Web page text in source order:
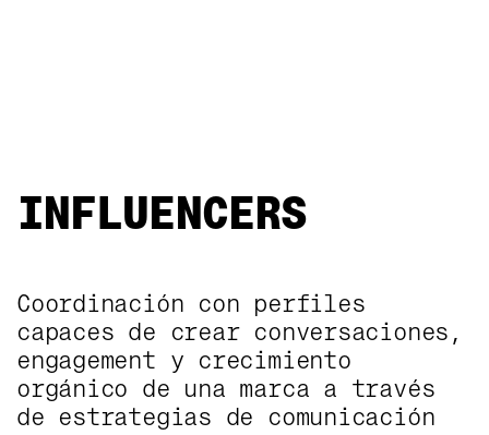
INFLUENCERS
Coordinación con perfiles
capaces de crear conversaciones,
engagement y crecimiento
orgánico de una marca a través
de estrategias de comunicación